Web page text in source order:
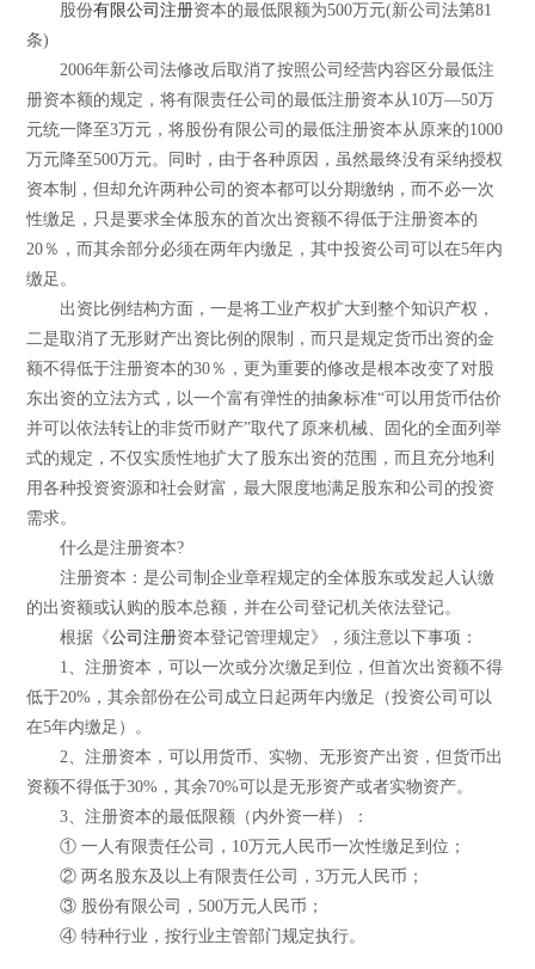
股份有限公司注册资本的最低限额为500万元(新公司法第81
条)
2006年新公司法修改后取消了按照公司经营内容区分最低注
册资本额的规定，将有限责任公司的最低注册资本从10万―50万
元统一降至3万元，将股份有限公司的最低注册资本从原来的1000
万元降至500万元。同时，由于各种原因，虽然最终没有采纳授权
资本制，但却允许两种公司的资本都可以分期缴纳，而不必一次
性缴足，只是要求全体股东的首次出资额不得低于注册资本的
20％，而其余部分必须在两年内缴足，其中投资公司可以在5年内
缴足。
出资比例结构方面，一是将工业产权扩大到整个知识产权，
二是取消了无形财产出资比例的限制，而只是规定货币出资的金
额不得低于注册资本的30％，更为重要的修改是根本改变了对股
东出资的立法方式，以一个富有弹性的抽象标准“可以用货币估价
并可以依法转让的非货币财产”取代了原来机械、固化的全面列举
式的规定，不仅实质性地扩大了股东出资的范围，而且充分地利
用各种投资资源和社会财富，最大限度地满足股东和公司的投资
需求。
什么是注册资本?
注册资本：是公司制企业章程规定的全体股东或发起人认缴
的出资额或认购的股本总额，并在公司登记机关依法登记。
根据《公司注册资本登记管理规定》，须注意以下事项：
1、注册资本，可以一次或分次缴足到位，但首次出资额不得
低于20%，其余部份在公司成立日起两年内缴足（投资公司可以
在5年内缴足）。
2、注册资本，可以用货币、实物、无形资产出资，但货币出
资额不得低于30%，其余70%可以是无形资产或者实物资产。
3、注册资本的最低限额（内外资一样）：
① 一人有限责任公司，10万元人民币一次性缴足到位；
② 两名股东及以上有限责任公司，3万元人民币；
③ 股份有限公司，500万元人民币；
④ 特种行业，按行业主管部门规定执行。